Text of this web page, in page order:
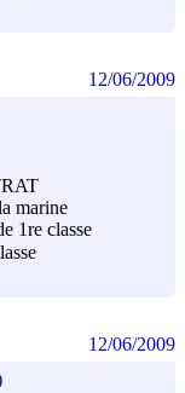
marine
1re classe
12/06/2009
12/06/2009